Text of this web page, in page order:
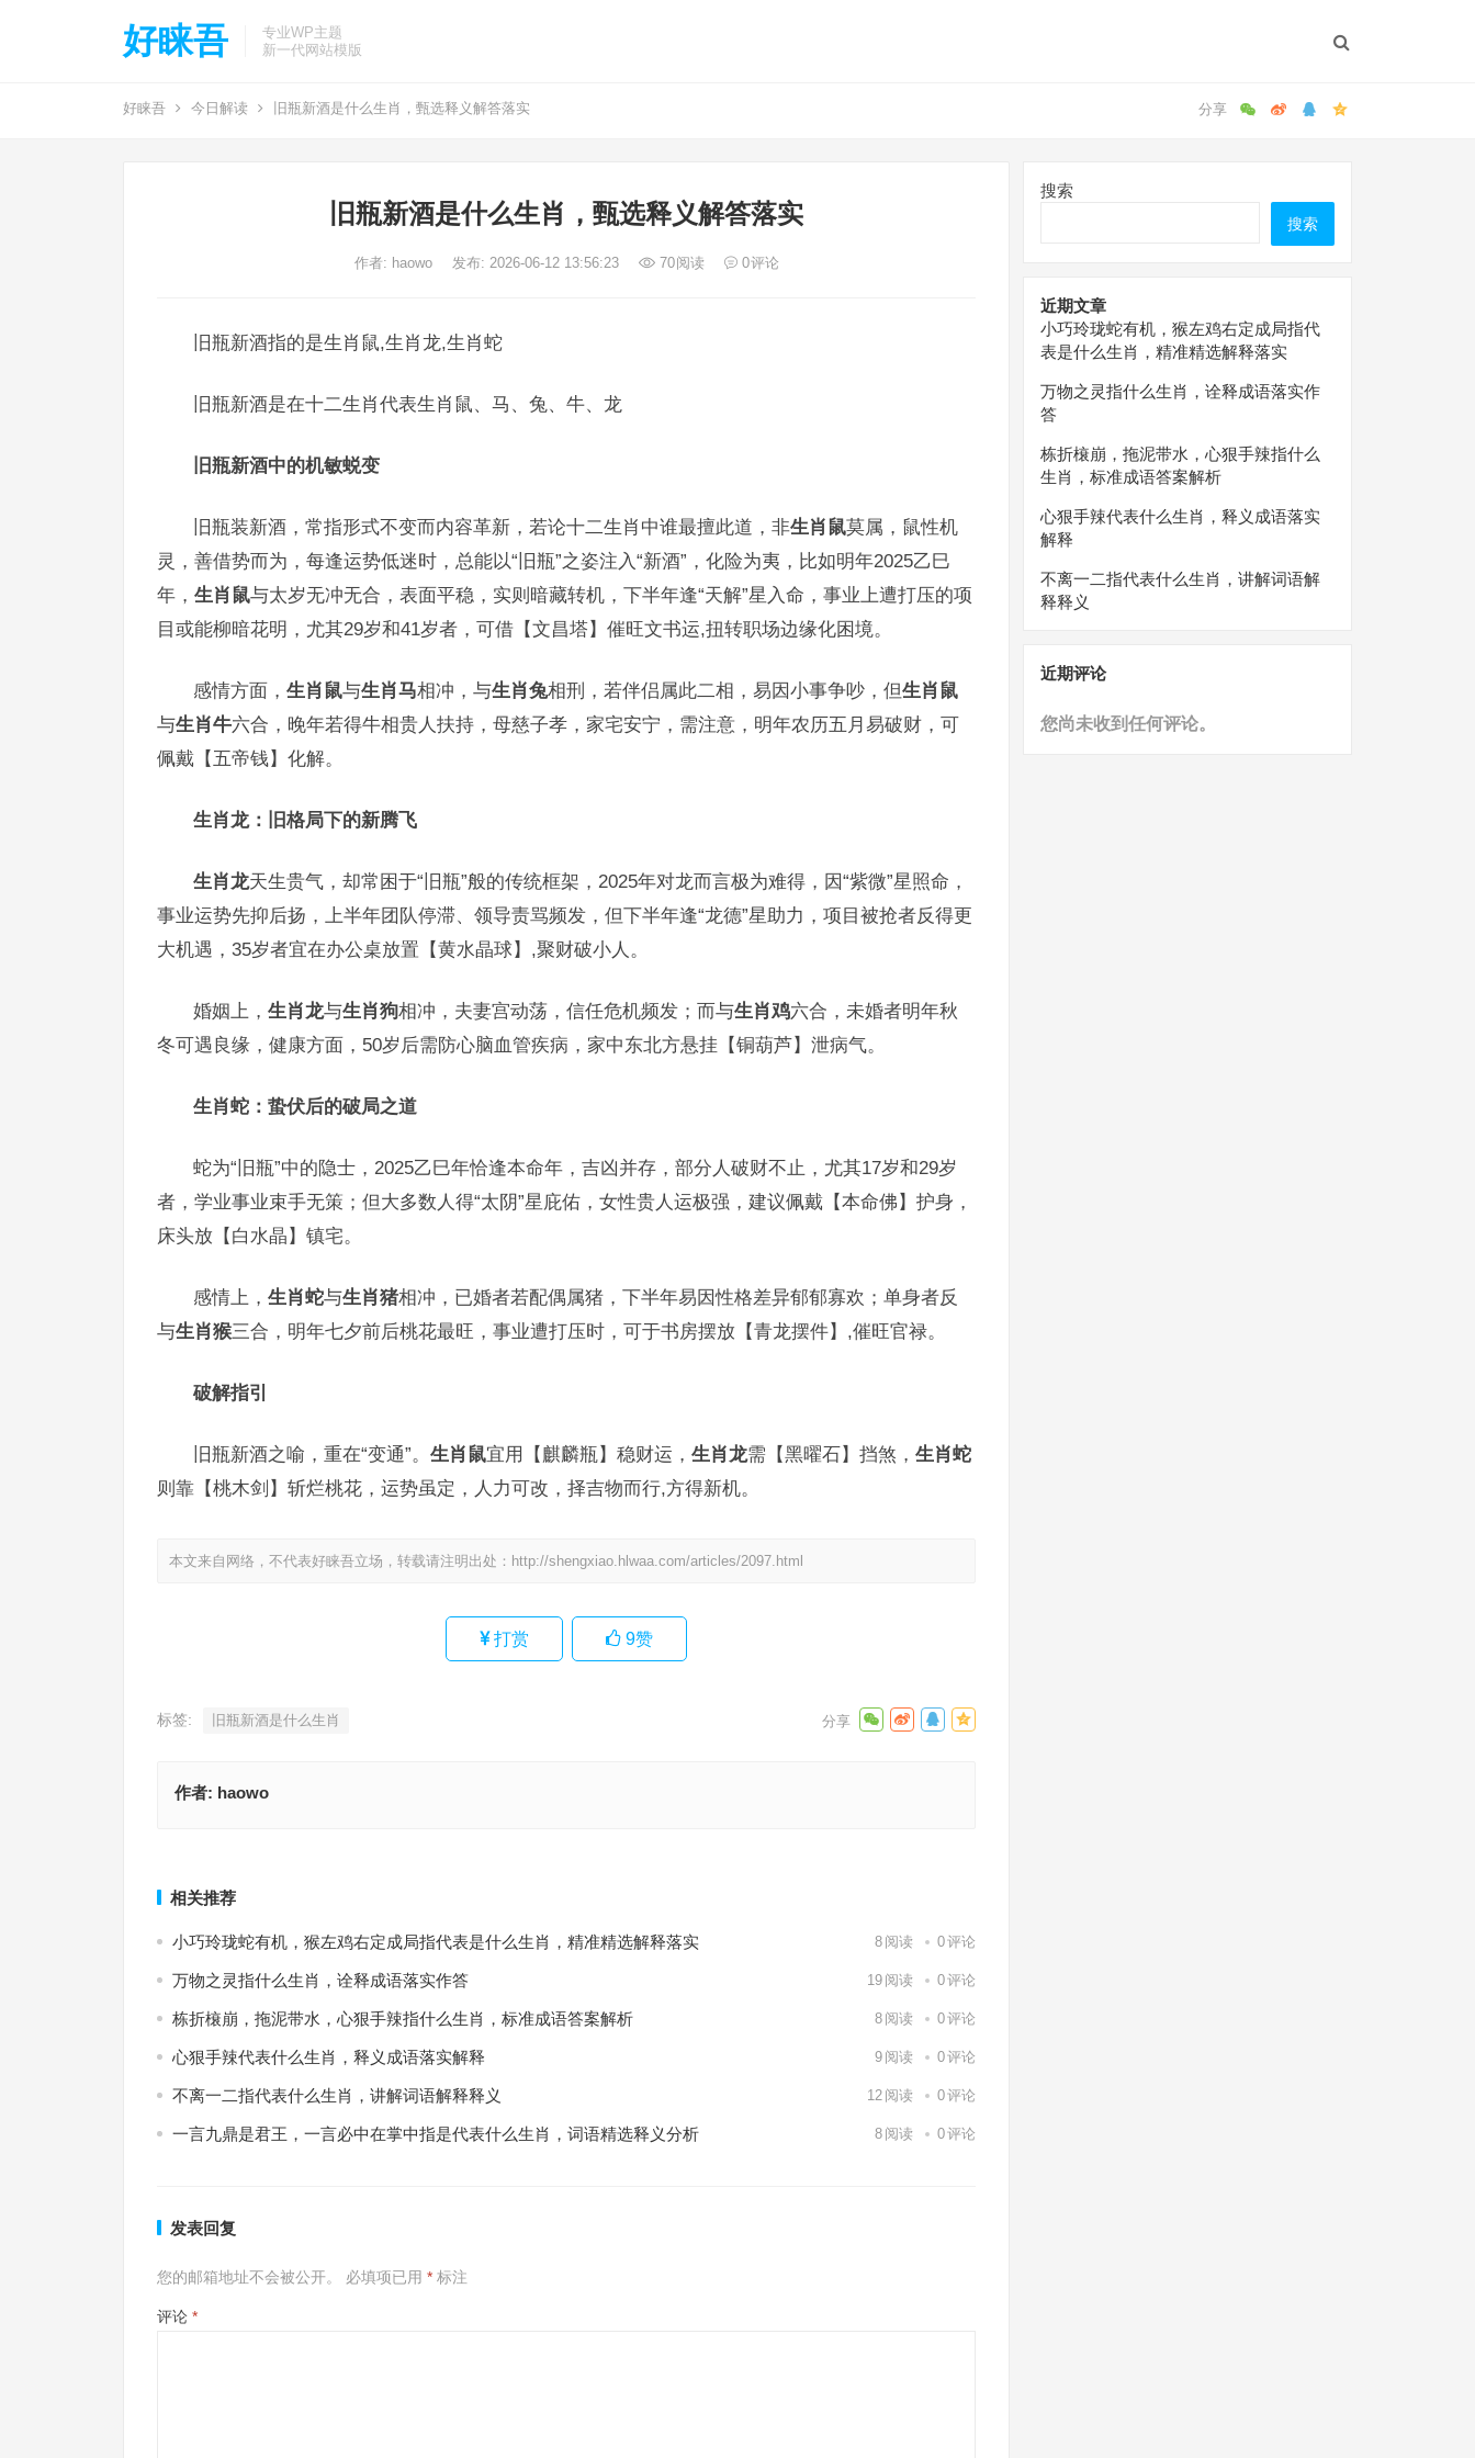
好睐吾
专业WP主题
新一代网站模版
好睐吾 今日解读 旧瓶新酒是什么生肖，甄选释义解答落实
旧瓶新酒是什么生肖，甄选释义解答落实
作者: haowo 发布: 2026-06-12 13:56:23 70阅读 0评论
旧瓶新酒指的是生肖鼠,生肖龙,生肖蛇
旧瓶新酒是在十二生肖代表生肖鼠、马、兔、牛、龙
旧瓶新酒中的机敏蜕变
旧瓶装新酒，常指形式不变而内容革新，若论十二生肖中谁最擅此道，非生肖鼠莫属，鼠性机
灵，善借势而为，每逢运势低迷时，总能以“旧瓶”之姿注入“新酒”，化险为夷，比如明年2025乙巳
年， 生肖鼠与太岁无冲无合，表面平稳，实则暗藏转机，下半年逢“天解”星入命，事业上遭打压的项
目或能柳暗花明，尤其29岁和41岁者，可借【文昌塔】催旺文书运,扭转职场边缘化困境。
感情方面， 生肖鼠与生肖马相冲，与生肖兔相刑，若伴侣属此二相，易因小事争吵，但生肖鼠
与生肖牛六合，晚年若得牛相贵人扶持，母慈子孝，家宅安宁，需注意，明年农历五月易破财，可
佩戴【五帝钱】化解。
生肖龙：旧格局下的新腾飞
生肖龙天生贵气，却常困于“旧瓶”般的传统框架，2025年对龙而言极为难得，因“紫微”星照命，
事业运势先抑后扬，上半年团队停滞、领导责骂频发，但下半年逢“龙德”星助力，项目被抢者反得更
大机遇，35岁者宜在办公桌放置【黄水晶球】,聚财破小人。
婚姻上， 生肖龙与生肖狗相冲，夫妻宫动荡，信任危机频发；而与生肖鸡六合，未婚者明年秋
冬可遇良缘，健康方面，50岁后需防心脑血管疾病，家中东北方悬挂【铜葫芦】泄病气。
生肖蛇：蛰伏后的破局之道
蛇为“旧瓶”中的隐士，2025乙巳年恰逢本命年，吉凶并存，部分人破财不止，尤其17岁和29岁
者，学业事业束手无策；但大多数人得“太阴”星庇佑，女性贵人运极强，建议佩戴【本命佛】护身，
床头放【白水晶】镇宅。
感情上， 生肖蛇与生肖猪相冲，已婚者若配偶属猪，下半年易因性格差异郁郁寡欢；单身者反
与生肖猴三合，明年七夕前后桃花最旺，事业遭打压时，可于书房摆放【青龙摆件】,催旺官禄。
破解指引
旧瓶新酒之喻，重在“变通”。 生肖鼠宜用【麒麟瓶】稳财运， 生肖龙需【黑曜石】挡煞， 生肖蛇
则靠【桃木剑】斩烂桃花，运势虽定，人力可改，择吉物而行,方得新机。
本文来自网络，不代表好睐吾立场，转载请注明出处： http://shengxiao.hlwaa.com/articles/2097.html
打赏 9赞
标签: 旧瓶新酒是什么生肖
作者: haowo
相关推荐
小巧玲珑蛇有机，猴左鸡右定成局指代表是什么生肖，精准精选解释落实 8 阅读 0评论
万物之灵指什么生肖，诠释成语落实作答 19 阅读 0评论
栋折榱崩，拖泥带水，心狠手辣指什么生肖，标准成语答案解析 8 阅读 0评论
心狠手辣代表什么生肖，释义成语落实解释 9 阅读 0评论
不离一二指代表什么生肖，讲解词语解释释义 12 阅读 0评论
一言九鼎是君王，一言必中在掌中指是代表什么生肖，词语精选释义分析 8 阅读 0评论
发表回复
您的邮箱地址不会被公开。 必填项已用 * 标注
评论 *
搜索
搜索
近期文章
小巧玲珑蛇有机，猴左鸡右定成局指代
表是什么生肖，精准精选解释落实
万物之灵指什么生肖，诠释成语落实作
答
栋折榱崩，拖泥带水，心狠手辣指什么
生肖，标准成语答案解析
心狠手辣代表什么生肖，释义成语落实
解释
不离一二指代表什么生肖，讲解词语解
释释义
近期评论
您尚未收到任何评论。